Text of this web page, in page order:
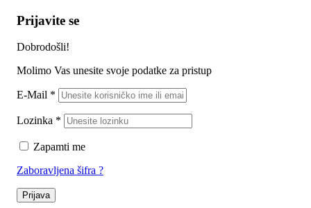
Prijavite se
Dobrodošli!
Molimo Vas unesite svoje podatke za pristup
E-Mail *
Lozinka *
Zapamti me
Zaboravljena šifra ?
Prijava